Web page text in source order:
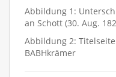
Abbildung 1:
an Schott (30. Aug.
Abbildung 2:
BABHkrämer